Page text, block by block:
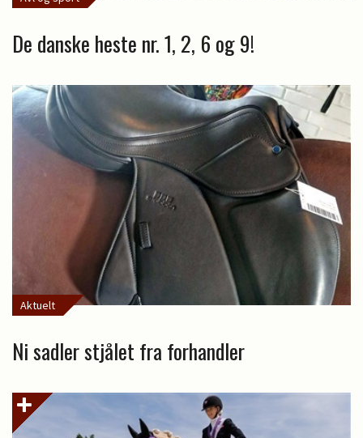
De danske heste nr. 1, 2, 6 og 9!
Aktuelt
Ni sadler stjålet fra forhandler